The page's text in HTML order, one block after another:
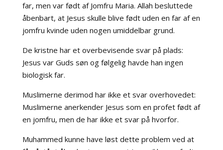
far, men var født af Jomfru Maria. Allah besluttede
åbenbart, at Jesus skulle blive født uden en far af en
jomfru kvinde uden nogen umiddelbar grund.
De kristne har et overbevisende svar på plads:
Jesus var Guds søn og følgelig havde han ingen
biologisk far.
Muslimerne derimod har ikke et svar overhovedet:
Muslimerne anerkender Jesus som en profet født af
en jomfru, men de har ikke et svar på hvorfor.
Muhammed kunne have løst dette problem ved at